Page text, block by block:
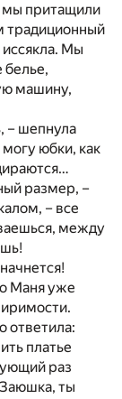
мы притащили
традиционный
Мы
белье,
машину,
– шепнула
юбки, как
размер, –
– все
между
Маня уже
ответила:
платье
раз
ты